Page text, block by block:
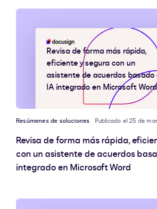
Revisa de forma más rápida,
eficiente y segura con un
asistente de acuerdos basado
IA integrado en Microsoft Word
Resúmenes de soluciones Publicado el 25 de
Revisa de forma más rápida,
con un asistente de acuerdos
integrado en Microsoft Word